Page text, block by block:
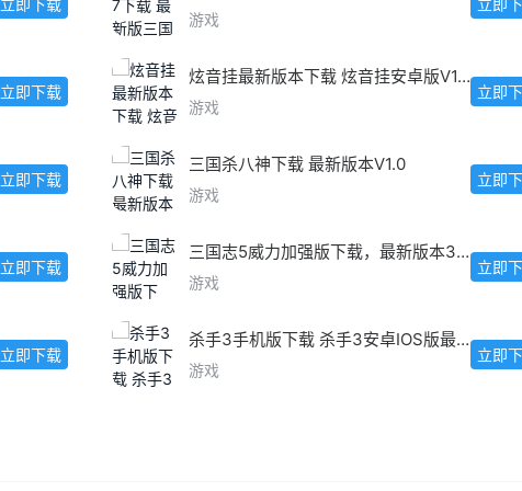
游戏
立即下载
炫音挂最新版本下载 炫音挂安卓版V1.5.2
游戏
立即
立即下载
三国杀八神下载 最新版本V1.0
游戏
立即
立即下载
三国志5威力加强版下载，最新版本3.0.1安卓IOS版
游戏
立即
立即下载
杀手3手机版下载 杀手3安卓IOS版最新下载
游戏
立即